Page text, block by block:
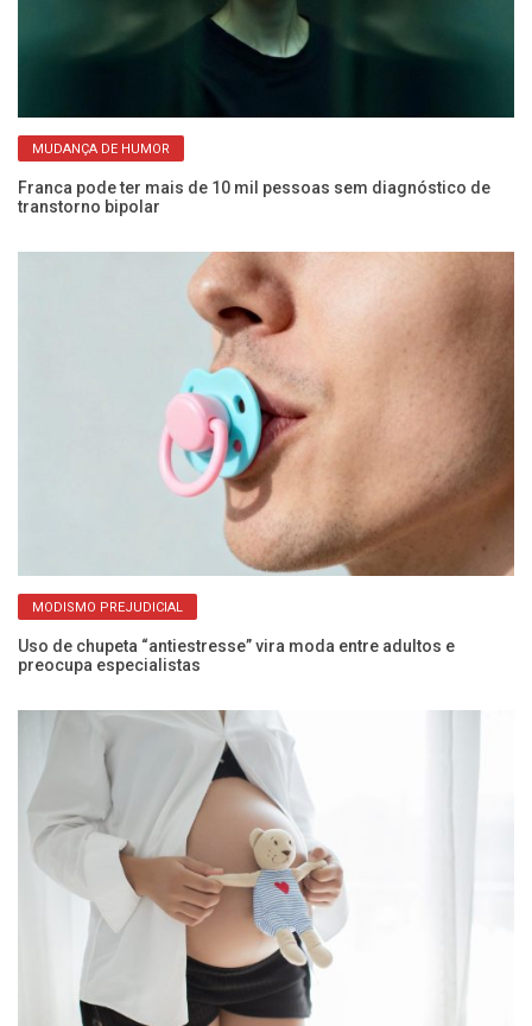
MUDANÇA DE HUMOR
Franca pode ter mais de 10 mil pessoas sem diagnóstico de
transtorno bipolar
MODISMO PREJUDICIAL
Uso de chupeta “antiestresse” vira moda entre adultos e
preocupa especialistas